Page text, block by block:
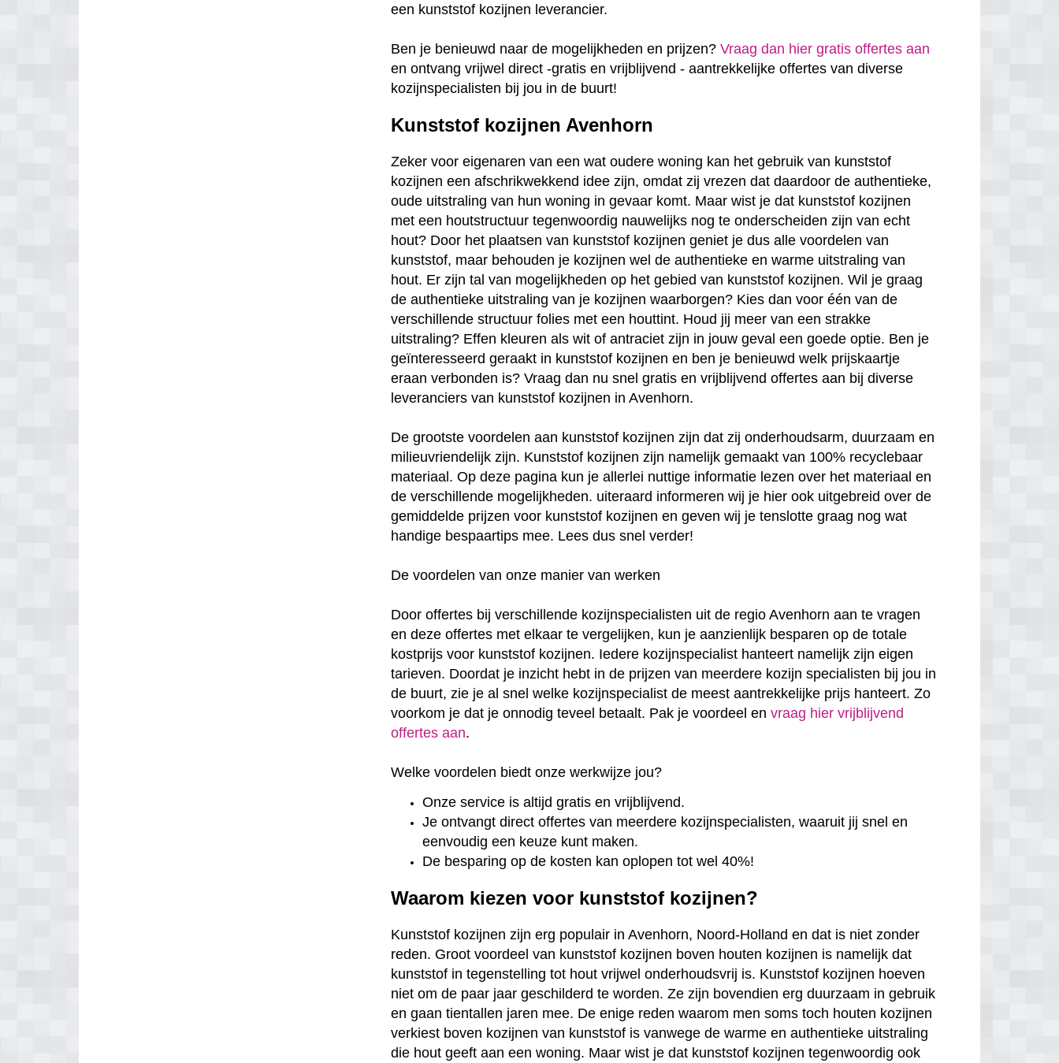
een kunststof kozijnen leverancier.
Ben je benieuwd naar de mogelijkheden en prijzen?Vraag dan hier gratis offertes aan
en ontvang vrijwel direct -gratis en vrijblijvend - aantrekkelijke offertes van diverse
kozijnspecialisten bij jou in de buurt!
Kunststof kozijnen Avenhorn
Zeker voor eigenaren van een wat oudere woning kan het gebruik van kunststof
kozijnen een afschrikwekkend idee zijn, omdat zij vrezen dat daardoor de authentieke,
oude uitstraling van hun woning in gevaar komt. Maar wist je dat kunststof kozijnen
met een houtstructuur tegenwoordig nauwelijks nog te onderscheiden zijn van echt
hout? Door het plaatsen van kunststof kozijnen geniet je dus alle voordelen van
kunststof, maar behouden je kozijnen wel de authentieke en warme uitstraling van
hout. Er zijn tal van mogelijkheden op het gebied van kunststof kozijnen. Wil je graag
de authentieke uitstraling van je kozijnen waarborgen? Kies dan voor één van de
verschillende structuur folies met een houttint. Houd jij meer van een strakke
uitstraling? Effen kleuren als wit of antraciet zijn in jouw geval een goede optie. Ben je
geïnteresseerd geraakt in kunststof kozijnen en ben je benieuwd welk prijskaartje
eraan verbonden is? Vraag dan nu snel gratis en vrijblijvend offertes aan bij diverse
leveranciers van kunststof kozijnen in Avenhorn.
De grootste voordelen aan kunststof kozijnen zijn dat zij onderhoudsarm, duurzaam en
milieuvriendelijk zijn. Kunststof kozijnen zijn namelijk gemaakt van 100% recyclebaar
materiaal. Op deze pagina kun je allerlei nuttige informatie lezen over het materiaal en
de verschillende mogelijkheden. uiteraard informeren wij je hier ook uitgebreid over de
gemiddelde prijzen voor kunststof kozijnen en geven wij je tenslotte graag nog wat
handige bespaartips mee. Lees dus snel verder!
De voordelen van onze manier van werken
Door offertes bij verschillende kozijnspecialisten uit de regio Avenhorn aan te vragen
en deze offertes met elkaar te vergelijken, kun je aanzienlijk besparen op de totale
kostprijs voor kunststof kozijnen. Iedere kozijnspecialist hanteert namelijk zijn eigen
tarieven. Doordat je inzicht hebt in de prijzen van meerdere kozijn specialisten bij jou in
de buurt, zie je al snel welke kozijnspecialist de meest aantrekkelijke prijs hanteert. Zo
voorkom je dat je onnodig teveel betaalt. Pak je voordeel envraag hier vrijblijvend
offertes aan.
Welke voordelen biedt onze werkwijze jou?
Onze service is altijd gratis en vrijblijvend.
Je ontvangt direct offertes van meerdere kozijnspecialisten, waaruit jij snel en
eenvoudig een keuze kunt maken.
De besparing op de kosten kan oplopen tot wel 40%!
Waarom kiezen voor kunststof kozijnen?
Kunststof kozijnen zijn erg populair in Avenhorn, Noord-Holland en dat is niet zonder
reden. Groot voordeel van kunststof kozijnen boven houten kozijnen is namelijk dat
kunststof in tegenstelling tot hout vrijwel onderhoudsvrij is. Kunststof kozijnen hoeven
niet om de paar jaar geschilderd te worden. Ze zijn bovendien erg duurzaam in gebruik
en gaan tientallen jaren mee. De enige reden waarom men soms toch houten kozijnen
verkiest boven kozijnen van kunststof is vanwege de warme en authentieke uitstraling
die hout geeft aan een woning. Maar wist je dat kunststof kozijnen tegenwoordig ook